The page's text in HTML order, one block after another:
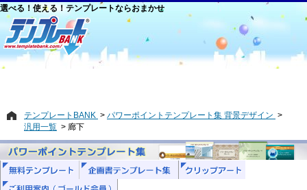
選べる！使える！テンプレートならおまかせ
テンプレートBANK
パワーポイントテンプレート集 背景デザイン
汎用一覧
廊下